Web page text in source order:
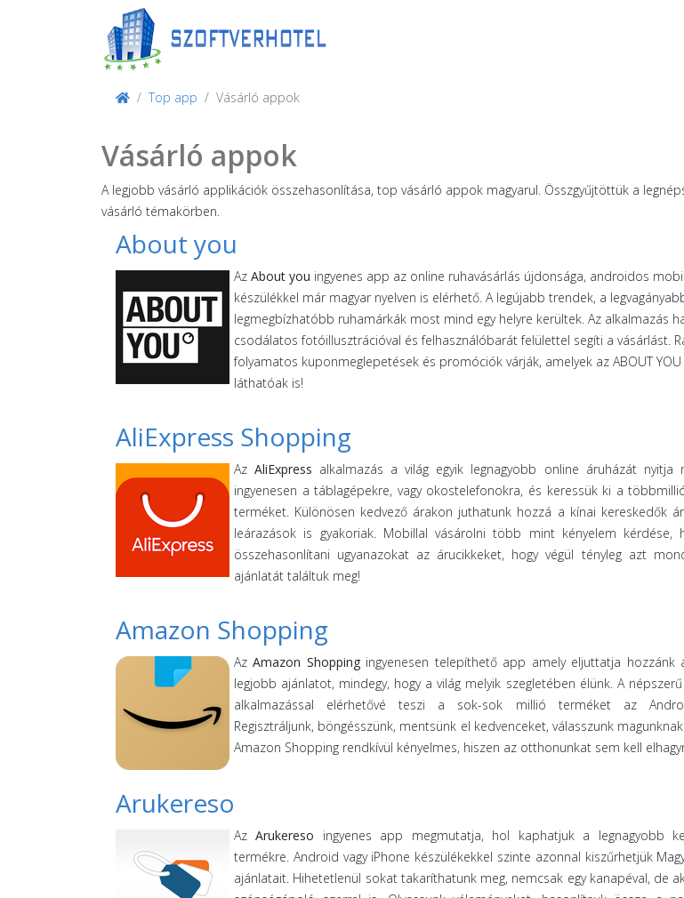
Top app Vásárló appok
Vásárló appok
A legjobb vásárló applikációk összehasonlítása, top vásárló appok magyarul. Összgyűjtöttük a
vásárló témakörben.
About you
Az About you ingyenes app az online ruhavásárlás újdonsága, androidos
készülékkel már magyar nyelven is elérhető. A legújabb trendek, a
legmegbízhatóbb ruhamárkák most mind egy helyre kerültek. Az alkalmazás
csodálatos fotóillusztrációval és felhasználóbarát felülettel segíti a vásárlást.
folyamatos kuponmeglepetések és promóciók várják, amelyek az ABOUT
láthatóak is!
AliExpress Shopping
AzAliExpress alkalmazás a világ egyik legnagyobb online áruházát nyitja
ingyenesen a táblagépekre, vagy okostelefonokra, és keressük ki a
terméket. Különösen kedvező árakon juthatunk hozzá a kínai kereskedők
leárazások is gyakoriak. Mobillal vásárolni több mint kényelem kérdése,
összehasonlítani ugyanazokat az árucikkeket, hogy végül tényleg azt
ajánlatát találtuk meg!
Amazon Shopping
AzAmazon Shoppingingyenesen telepíthető app amely eljuttatja hozzánk
legjobb ajánlatot, mindegy, hogy a világ melyik szegletében élünk. A
alkalmazással elérhetővé teszi a sok-sok millió terméket az
Regisztráljunk, böngésszünk, mentsünk el kedvenceket, válasszunk
Amazon Shopping rendkívül kényelmes, hiszen az otthonunkat sem kell
Arukereso
AzArukereso ingyenes app megmutatja, hol kaphatjuk a legnagyobb
termékre. Android vagy iPhone készülékekkel szinte azonnal kiszűrhetjük
ajánlatait. Hihetetlenül sokat takaríthatunk meg, nemcsak egy kanapéval, de